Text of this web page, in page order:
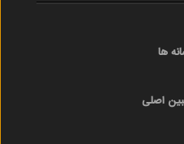
ها
اصلی